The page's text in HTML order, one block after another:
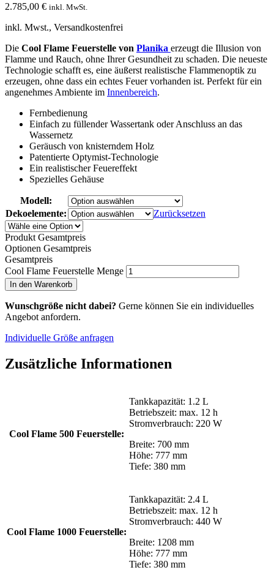
2.785,00 € inkl. MwSt.
inkl. Mwst., Versandkostenfrei
Die Cool Flame Feuerstelle von Planika erzeugt die Illusion von
Flamme und Rauch, ohne Ihrer Gesundheit zu schaden. Die neueste
Technologie schafft es, eine äußerst realistische Flammenoptik zu
erzeugen, ohne dass ein echtes Feuer vorhanden ist. Perfekt für ein
angenehmes Ambiente im Innenbereich.
Fernbedienung
Einfach zu füllender Wassertank oder Anschluss an das
Wassernetz
Geräusch von knisterndem Holz
Patentierte Optymist-Technologie
Ein realistischer Feuereffekt
Spezielles Gehäuse
Modell:
Dekoelemente:
Zurücksetzen
Produkt Gesamtpreis
Optionen Gesamtpreis
Gesamtpreis
Cool Flame Feuerstelle Menge
In den Warenkorb
Wunschgröße nicht dabei? Gerne können Sie ein individuelles
Angebot anfordern.
Individuelle Größe anfragen
Zusätzliche Informationen
Cool Flame 500 Feuerstelle:
Tankkapazität: 1.2 L
Betriebszeit: max. 12 h
Stromverbrauch: 220 W
Breite: 700 mm
Höhe: 777 mm
Tiefe: 380 mm
Cool Flame 1000 Feuerstelle:
Tankkapazität: 2.4 L
Betriebszeit: max. 12 h
Stromverbrauch: 440 W
Breite: 1208 mm
Höhe: 777 mm
Tiefe: 380 mm